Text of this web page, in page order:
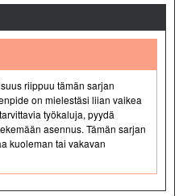
riippuu tämän sarjan
on mielestäsi liian vaikea
työkaluja, pyydä
asennus. Tämän sarjan
kuoleman tai vakavan